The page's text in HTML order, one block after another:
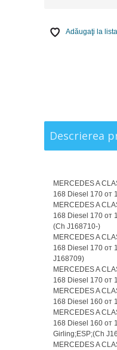
Adăugaţi la
Descrierea
MERCEDES A
168 Diesel 170 от
MERCEDES A
168 Diesel 170 от
(Ch J168710-)
MERCEDES A
168 Diesel 170 от
J168709)
MERCEDES A
168 Diesel 170 от
MERCEDES A
168 Diesel 160 от
MERCEDES A
168 Diesel 160 от
Girling;ESP;(Ch
MERCEDES A